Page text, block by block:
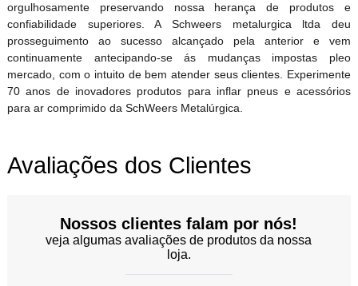
orgulhosamente preservando nossa herança de produtos e
confiabilidade superiores. A Schweers metalurgica ltda deu
prosseguimento ao sucesso alcançado pela anterior e vem
continuamente antecipando-se ás mudanças impostas pleo
mercado, com o intuito de bem atender seus clientes. Experimente
70 anos de inovadores produtos para inflar pneus e acessórios
para ar comprimido da SchWeers Metalúrgica.
Avaliações dos Clientes
Nossos clientes falam por nós!
veja algumas avaliações de produtos da nossa
loja.